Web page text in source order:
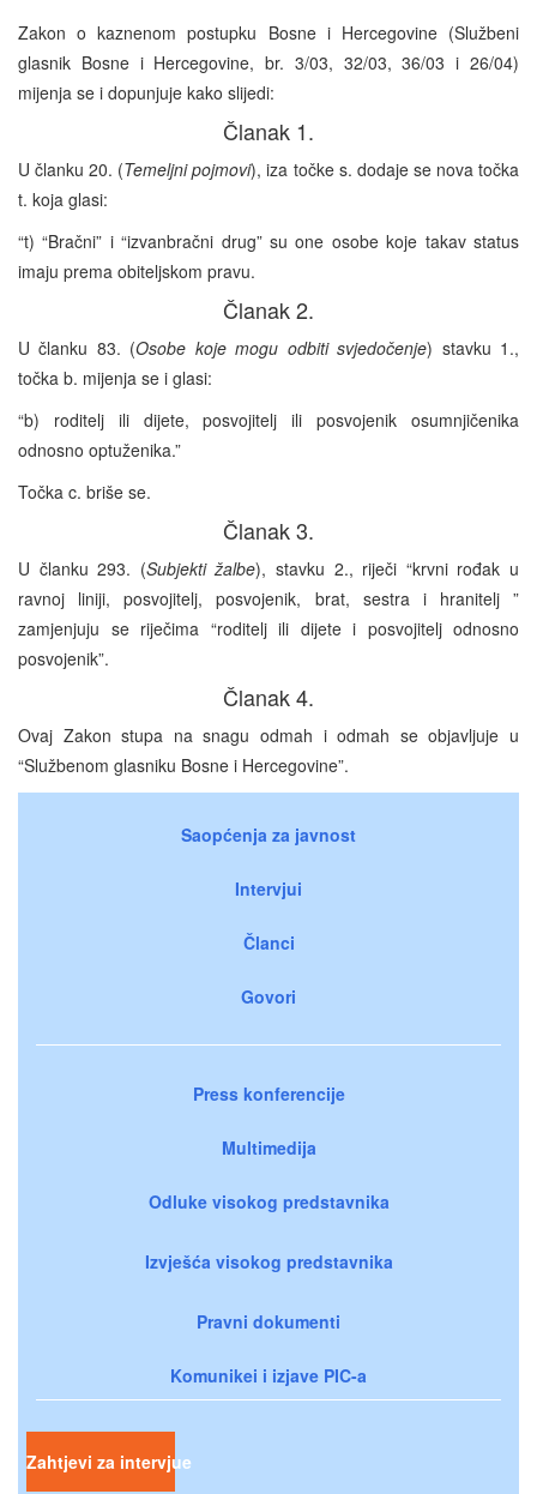
Zakon o kaznenom postupku Bosne i Hercegovine (Službeni
glasnik Bosne i Hercegovine, br. 3/03, 32/03, 36/03 i 26/04)
mijenja se i dopunjuje kako slijedi:
Članak 1.
U članku 20. (Temeljni pojmovi), iza točke s. dodaje se nova točka
t. koja glasi:
“t) “Bračni” i “izvanbračni drug” su one osobe koje takav status
imaju prema obiteljskom pravu.
Članak 2.
U članku 83. (Osobe koje mogu odbiti svjedočenje) stavku 1.,
točka b. mijenja se i glasi:
“b) roditelj ili dijete, posvojitelj ili posvojenik osumnjičenika
odnosno optuženika.”
Točka c. briše se.
Članak 3.
U članku 293. (Subjekti žalbe), stavku 2., riječi “krvni rođak u
ravnoj liniji, posvojitelj, posvojenik, brat, sestra i hranitelj ”
zamjenjuju se riječima “roditelj ili dijete i posvojitelj odnosno
posvojenik”.
Članak 4.
Ovaj Zakon stupa na snagu odmah i odmah se objavljuje u
“Službenom glasniku Bosne i Hercegovine”.
Saopćenja za javnost
Intervjui
Članci
Govori
Press konferencije
Multimedija
Odluke visokog predstavnika
Izvješća visokog predstavnika
Pravni dokumenti
Komunikei i izjave PIC-a
Zahtjevi za intervjue